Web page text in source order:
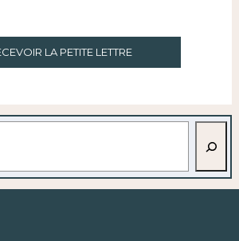
LA PETITE LETTRE